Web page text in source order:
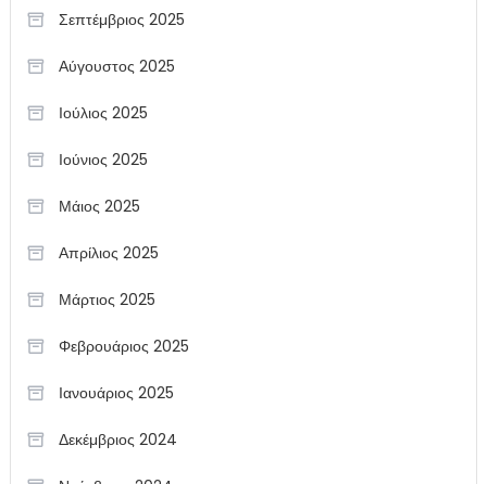
Σεπτέμβριος 2025
Αύγουστος 2025
Ιούλιος 2025
Ιούνιος 2025
Μάιος 2025
Απρίλιος 2025
Μάρτιος 2025
Φεβρουάριος 2025
Ιανουάριος 2025
Δεκέμβριος 2024